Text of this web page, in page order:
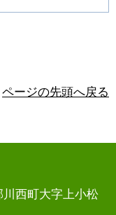
ページの先頭へ戻る
西町大字上小松